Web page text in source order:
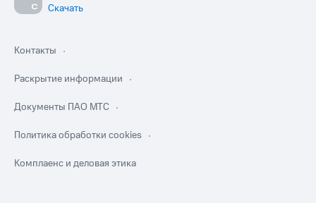
Скачать
Контакты
Раскрытие информации
Документы ПАО МТС
Политика обработки cookies
Комплаенс и деловая этика